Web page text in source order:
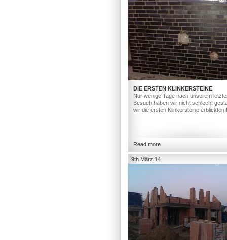
DIE ERSTEN KLINKERSTEINE
Nur wenige Tage nach unserem
Besuch haben wir nicht schlecht
wir die ersten Klinkersteine
Read more
9th März 14